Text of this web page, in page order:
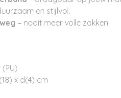
en stijlvol.
– nooit meer volle zakken.
x d(4) cm